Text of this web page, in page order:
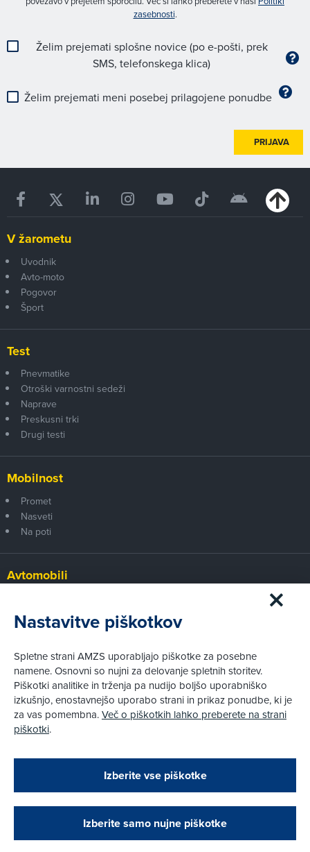
Zapri
Podarjamo vam 10 €!
Obstoječi in novi AMZS člani, ki boste v AMZS
opravili registracijo vozila, boste prejeli
vrednostno darilno kartico z dobroimetjem v višini
zasebnosti.
Želim prejemati splošne novice (po e-pošti, prek
SMS, telefonskega klica)
Želim prejemati meni posebej prilagojene ponudbe
PRIJAVA
V žarometu
Uvodnik
Avto-moto
Pogovor
Šport
Test
Pnevmatike
Otroški varnostni sedeži
Naprave
Preskusni trki
Drugi testi
Mobilnost
Promet
Nasveti
Na poti
Avtomobili
Prvi pogled
Za volanom
Tehnika
Pravni vidiki
Piškotki
Pravno obvestilo
Pri spletni včlanitvi so podprta naslednja plačilna sredstva:
Nastavitve piškotkov
Spletne strani AMZS uporabljajo piškotke za posebne
namene. Osnovni so nujni za delovanje spletnih storitev.
Piškotki analitike in trženja pa nudijo boljšo uporabniško
izkušnjo, enostavnejšo uporabo strani in prikaz ponudbe, ki je
za vas pomembna.Več o piškotkih lahko preberete na strani
piškotki.
Izberite vse piškotke
Izberite samo nujne piškotke